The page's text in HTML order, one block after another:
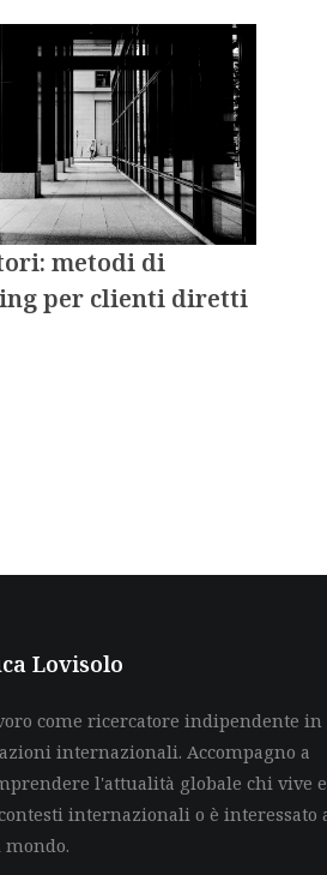
metodi di
per clienti diretti
Lovisolo
come ricercatore indipendente
internazionali. Accompagno a
l'attualità globale chi vive
internazionali o è interessato
mondo.